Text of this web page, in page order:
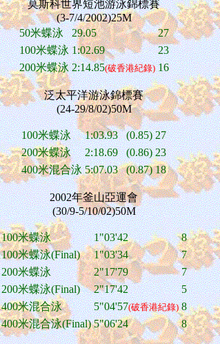
莫斯科世界短池游泳錦標賽
(3-7/4/2002)25M
50米蝶泳
29.05
27
100米蝶泳 1:02.69
23
200米蝶泳 2:14.85(破香港紀錄) 16
泛太平洋游泳錦標賽
(24-29/8/02)50M
100米蝶泳 1:03.93 (0.85) 27
200米蝶泳
2:18.69 (0.86) 23
400米混合泳 5:07.03 (0.87) 18
2002年釜山亞運會
(30/9-5/10/02)50M
100米蝶泳 1"03'42
8
100米蝶泳(Final)
1"03'34
7
200米蝶泳
2"17'79
7
200米蝶泳(Final)
2"17'42
5
400米混合泳
5"04'57(破香港紀錄) 8
400米混合泳(Final) 5"06'24 8